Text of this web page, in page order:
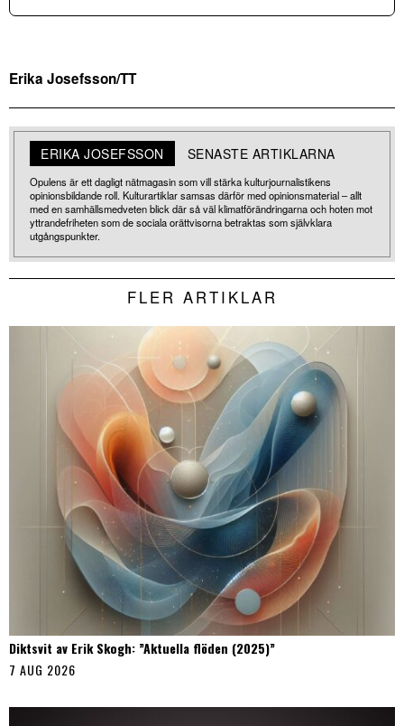
Erika Josefsson/TT
ERIKA JOSEFSSON SENASTE ARTIKLARNA
Opulens är ett dagligt nätmagasin som vill stärka kulturjournalistikens
opinionsbildande roll. Kulturartiklar samsas därför med opinionsmaterial – allt
med en samhällsmedveten blick där så väl klimatförändringarna och hoten mot
yttrandefriheten som de sociala orättvisorna betraktas som självklara
utgångspunkter.
FLER ARTIKLAR
Diktsvit av Erik Skogh: ”Aktuella flöden (2025)”
7 AUG 2026